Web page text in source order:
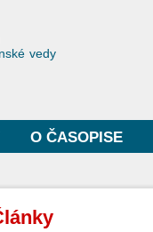
vedy
O ČASOPISE